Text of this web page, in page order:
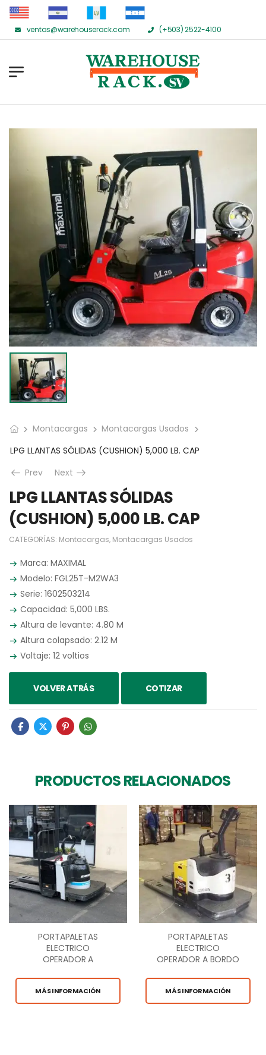
ventas@warehouserack.com (+503) 2522-4100
Montacargas
Montacargas Usados
LPG LLANTAS SÓLIDAS (CUSHION) 5,000 LB. CAP
Prev
Next
LPG LLANTAS SÓLIDAS
(CUSHION) 5,000 LB. CAP
CATEGORÍAS: Montacargas, Montacargas Usados
Marca: MAXIMAL
Modelo: FGL25T-M2WA3
Serie: 1602503214
Capacidad: 5,000 LBS.
Altura de levante: 4.80 M
Altura colapsado: 2.12 M
Voltaje: 12 voltios
VOLVER ATRÁS COTIZAR
PRODUCTOS RELACIONADOS
PORTAPALETAS
ELECTRICO
OPERADOR A
MÁS INFORMACIÓN
PORTAPALETAS
ELECTRICO
OPERADOR A BORDO
MÁS INFORMACIÓN